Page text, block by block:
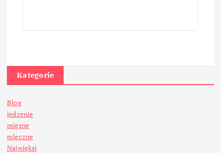
Kategorie
Blog
jedzenie
mięsne
mleczne
Najwięksi